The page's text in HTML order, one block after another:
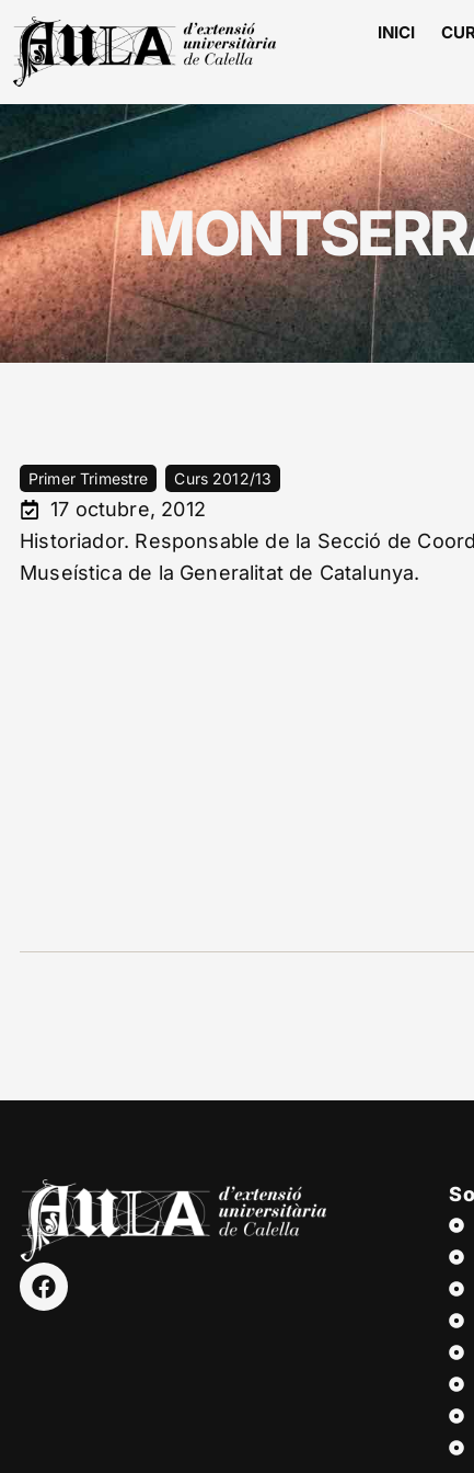
INICI
Primer Trimestre Curs 2012/13
17 octubre, 2012
Historiador. Responsable de la Secció de
Museística de la Generalitat de Catalunya.